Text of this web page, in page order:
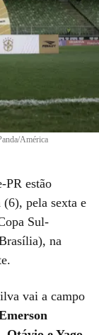
América
PR estão
pela sexta e
Sul-
na
vai a campo